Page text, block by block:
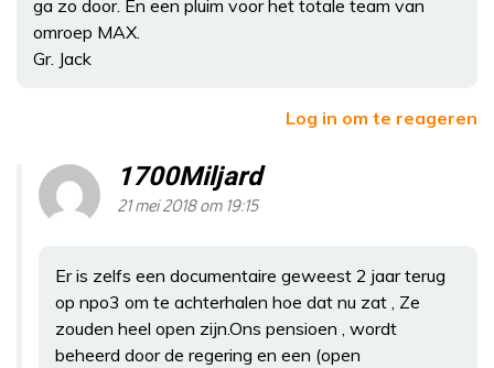
ga zo door. En een pluim voor het totale team van
omroep MAX.
Gr. Jack
Log in om te reageren
1700Miljard
21 mei 2018 om 19:15
Er is zelfs een documentaire geweest 2 jaar terug
op npo3 om te achterhalen hoe dat nu zat , Ze
zouden heel open zijn.Ons pensioen , wordt
beheerd door de regering en een (open